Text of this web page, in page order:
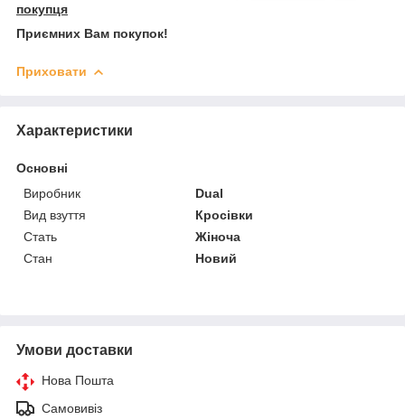
покупця
Приємних Вам покупок!
Приховати
Характеристики
Основні
Виробник
Dual
Вид взуття
Кросівки
Стать
Жіноча
Стан
Новий
Умови доставки
Нова Пошта
Самовивіз